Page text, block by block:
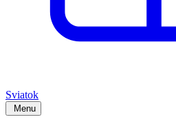
Sviatok
Menu